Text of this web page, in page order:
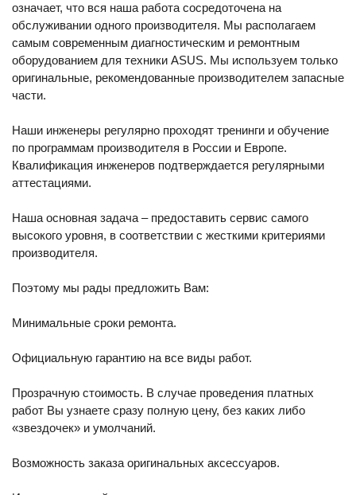
означает, что вся наша работа сосредоточена на
обслуживании одного производителя. Мы располагаем
самым современным диагностическим и ремонтным
оборудованием для техники ASUS. Мы используем только
оригинальные, рекомендованные производителем запасные
части.
Наши инженеры регулярно проходят тренинги и обучение
по программам производителя в России и Европе.
Квалификация инженеров подтверждается регулярными
аттестациями.
Наша основная задача – предоставить сервис самого
высокого уровня, в соответствии с жесткими критериями
производителя.
Поэтому мы рады предложить Вам:
Минимальные сроки ремонта.
Официальную гарантию на все виды работ.
Прозрачную стоимость. В случае проведения платных
работ Вы узнаете сразу полную цену, без каких либо
«звездочек» и умолчаний.
Возможность заказа оригинальных аксессуаров.